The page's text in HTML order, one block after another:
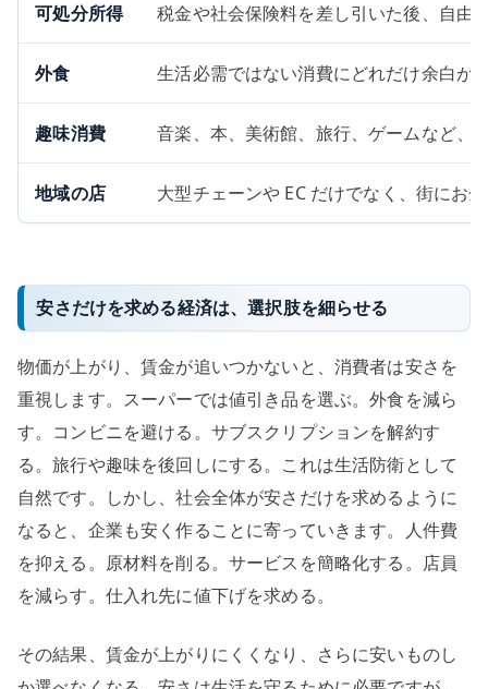
可処分所得 税金や社会保険料を差し引いた後、自由
外食 生活必需ではない消費にどれだけ余白が
趣味消費 音楽、本、美術館、旅行、ゲームなど、
地域の店 大型チェーンや EC だけでなく、街にお
安さだけを求める経済は、選択肢を細らせる
物価が上がり、賃金が追いつかないと、消費者は安さを
重視します。スーパーでは値引き品を選ぶ。外食を減ら
す。コンビニを避ける。サブスクリプションを解約す
る。旅行や趣味を後回しにする。これは生活防衛として
自然です。しかし、社会全体が安さだけを求めるように
なると、企業も安く作ることに寄っていきます。人件費
を抑える。原材料を削る。サービスを簡略化する。店員
を減らす。仕入れ先に値下げを求める。
その結果、賃金が上がりにくくなり、さらに安いものし